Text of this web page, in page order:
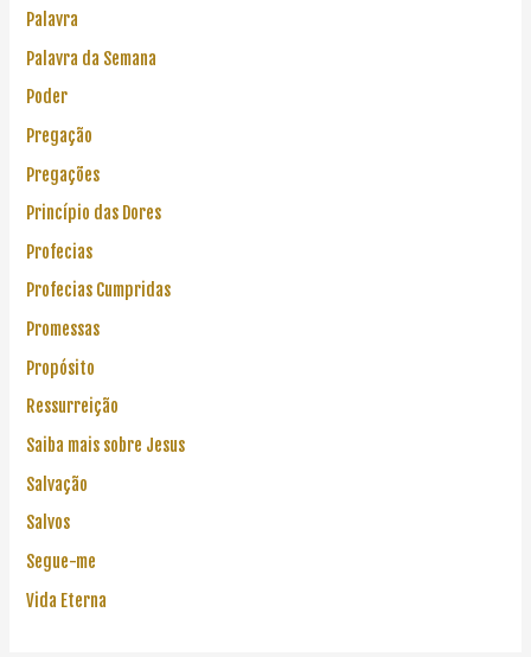
Palavra
Palavra da Semana
Poder
Pregação
Pregações
Princípio das Dores
Profecias
Profecias Cumpridas
Promessas
Propósito
Ressurreição
Saiba mais sobre Jesus
Salvação
Salvos
Segue-me
Vida Eterna